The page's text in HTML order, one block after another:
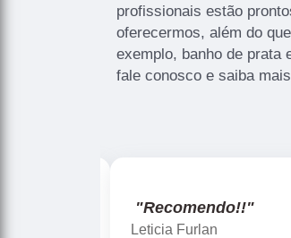
profissionais estão
oferecermos, além do
exemplo, banho de prata
fale conosco e saiba
"Recomendo!!"
Gislaine zanini